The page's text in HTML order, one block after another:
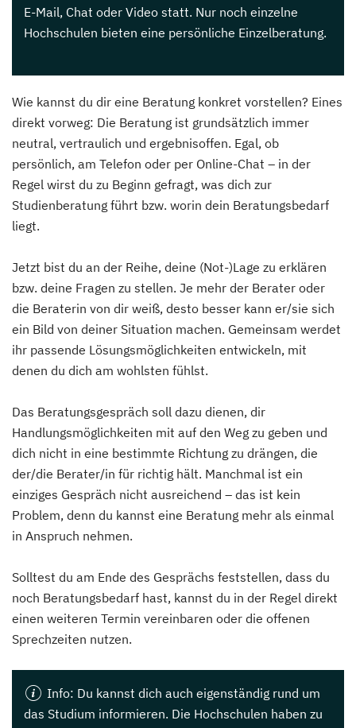
E-Mail, Chat oder Video statt. Nur noch einzelne
Hochschulen bieten eine persönliche Einzelberatung.
Wie kannst du dir eine Beratung konkret vorstellen? Eines
direkt vorweg: Die Beratung ist grundsätzlich immer
neutral, vertraulich und ergebnisoffen. Egal, ob
persönlich, am Telefon oder per Online-Chat – in der
Regel wirst du zu Beginn gefragt, was dich zur
Studienberatung führt bzw. worin dein Beratungsbedarf
liegt.
Jetzt bist du an der Reihe, deine (Not-)Lage zu erklären
bzw. deine Fragen zu stellen. Je mehr der Berater oder
die Beraterin von dir weiß, desto besser kann er/sie sich
ein Bild von deiner Situation machen. Gemeinsam werdet
ihr passende Lösungsmöglichkeiten entwickeln, mit
denen du dich am wohlsten fühlst.
Das Beratungsgespräch soll dazu dienen, dir
Handlungsmöglichkeiten mit auf den Weg zu geben und
dich nicht in eine bestimmte Richtung zu drängen, die
der/die Berater/in für richtig hält. Manchmal ist ein
einziges Gespräch nicht ausreichend – das ist kein
Problem, denn du kannst eine Beratung mehr als einmal
in Anspruch nehmen.
Solltest du am Ende des Gesprächs feststellen, dass du
noch Beratungsbedarf hast, kannst du in der Regel direkt
einen weiteren Termin vereinbaren oder die offenen
Sprechzeiten nutzen.
Info: Du kannst dich auch eigenständig rund um
das Studium informieren. Die Hochschulen haben zu